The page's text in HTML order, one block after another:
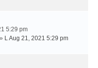
5:29 pm
» L Aug 21, 2021 5:29 pm